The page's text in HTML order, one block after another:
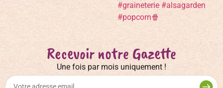
Recevoir notre Gazette
Une fois par mois uniquement !